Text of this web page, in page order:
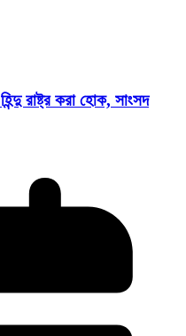
রাষ্ট্র করা হোক, সাংসদ